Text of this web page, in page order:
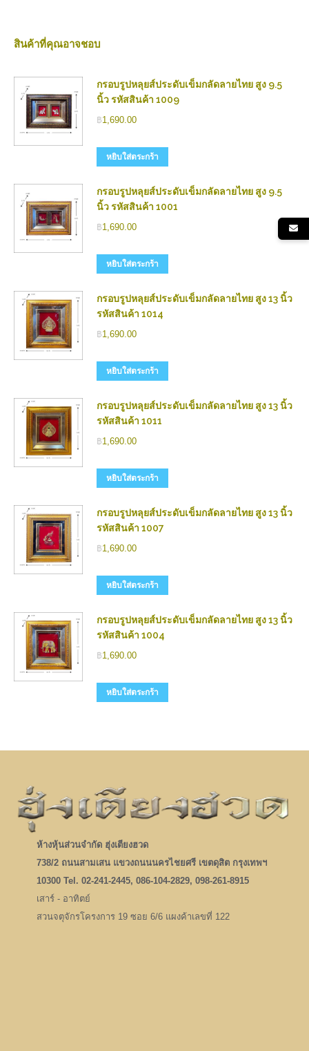
สินค้าที่คุณอาจชอบ
กรอบรูปหลุยส์ประดับเข็มกลัดลายไทย สูง 9.5
นิ้ว รหัสสินค้า 1009
฿1,690.00
หยิบใส่ตระกร้า
กรอบรูปหลุยส์ประดับเข็มกลัดลายไทย สูง 9.5
นิ้ว รหัสสินค้า 1001
฿1,690.00
หยิบใส่ตระกร้า
กรอบรูปหลุยส์ประดับเข็มกลัดลายไทย สูง 13 นิ้ว
รหัสสินค้า 1014
฿1,690.00
หยิบใส่ตระกร้า
กรอบรูปหลุยส์ประดับเข็มกลัดลายไทย สูง 13 นิ้ว
รหัสสินค้า 1011
฿1,690.00
หยิบใส่ตระกร้า
กรอบรูปหลุยส์ประดับเข็มกลัดลายไทย สูง 13 นิ้ว
รหัสสินค้า 1007
฿1,690.00
หยิบใส่ตระกร้า
กรอบรูปหลุยส์ประดับเข็มกลัดลายไทย สูง 13 นิ้ว
รหัสสินค้า 1004
฿1,690.00
หยิบใส่ตระกร้า
ห้างหุ้นส่วนจำกัด ฮุ่งเตียงฮวด
738/2 ถนนสามเสน แขวงถนนนครไชยศรี เขตดุสิต กรุงเทพฯ
10300 Tel. 02-241-2445, 086-104-2829, 098-261-8915
เสาร์ - อาทิตย์
สวนจตุจักรโครงการ 19 ซอย 6/6 แผงค้าเลขที่ 122